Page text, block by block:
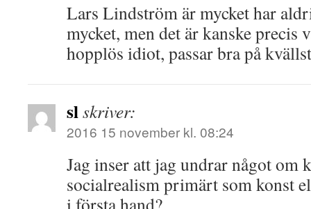
Lars Lindström är mycket har
mycket, men det är kanske precis
hopplös idiot, passar bra på
slskriver:
2016 15 november kl. 08:24
Jag inser att jag undrar något om
socialrealism primärt som konst
i första hand?